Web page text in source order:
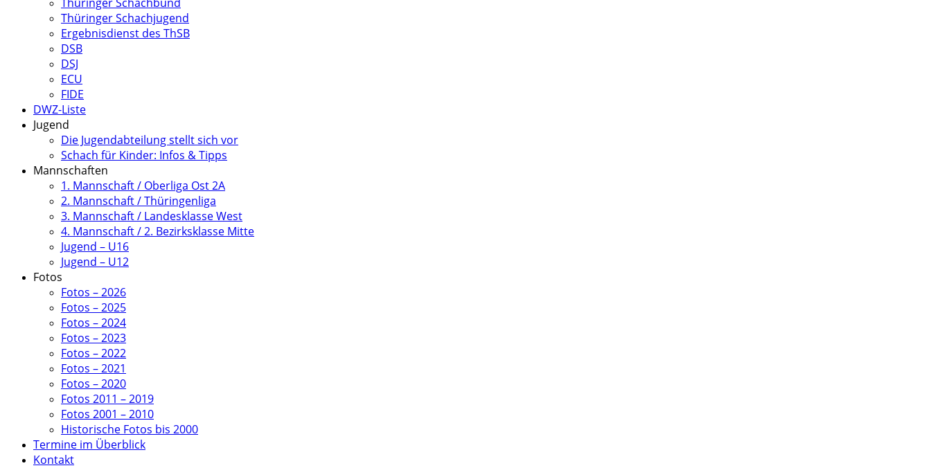
Thüringer Schachjugend
Ergebnisdienst des ThSB
DSB
DSJ
ECU
FIDE
DWZ-Liste
Jugend
Die Jugendabteilung stellt sich vor
Schach für Kinder: Infos & Tipps
Mannschaften
1. Mannschaft / Oberliga Ost 2A
2. Mannschaft / Thüringenliga
3. Mannschaft / Landesklasse West
4. Mannschaft / 2. Bezirksklasse Mitte
Jugend – U16
Jugend – U12
Fotos
Fotos – 2026
Fotos – 2025
Fotos – 2024
Fotos – 2023
Fotos – 2022
Fotos – 2021
Fotos – 2020
Fotos 2011 – 2019
Fotos 2001 – 2010
Historische Fotos bis 2000
Termine im Überblick
Kontakt